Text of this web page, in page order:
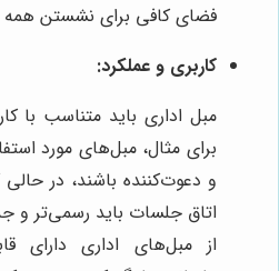
فضای کافی برای نشستن همه
کاربری و عملکرد:
مبل اداری باید متناسب با
برای مثال، مبل‌های مورد
و دعوت‌کننده باشند، در
اتاق جلسات باید رسمی‌تر و
از مبل‌های اداری دارای